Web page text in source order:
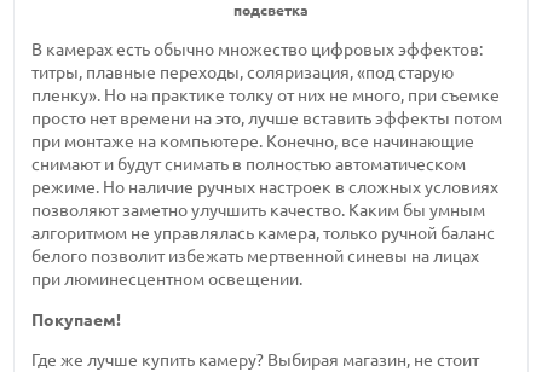
подсветка
В камерах есть обычно множество цифровых эффектов:
титры, плавные переходы, соляризация, «под старую
пленку». Но на практике толку от них не много, при съемке
просто нет времени на это, лучше вставить эффекты потом
при монтаже на компьютере. Конечно, все начинающие
снимают и будут снимать в полностью автоматическом
режиме. Но наличие ручных настроек в сложных условиях
позволяют заметно улучшить качество. Каким бы умным
алгоритмом не управлялась камера, только ручной баланс
белого позволит избежать мертвенной синевы на лицах
при люминесцентном освещении.
Покупаем!
Где же лучше купить камеру? Выбирая магазин, не стоит